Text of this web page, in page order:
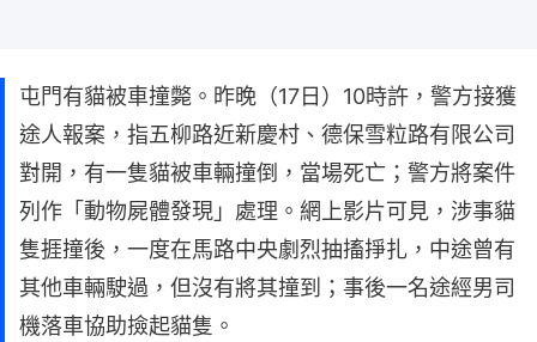
屯門有貓被車撞斃。昨晚（17日）10時許，警方接獲
途人報案，指五柳路近新慶村、德保雪粒路有限公司
對開，有一隻貓被車輛撞倒，當場死亡；警方將案件
列作「動物屍體發現」處理。網上影片可見，涉事貓
隻捱撞後，一度在馬路中央劇烈抽搐掙扎，中途曾有
其他車輛駛過，但沒有將其撞到；事後一名途經男司
機落車協助撿起貓隻。